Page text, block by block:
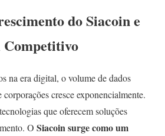
do Siacoin e
Competitivo
na era digital, o volume de dados
cresce exponencialmente.
que oferecem soluções
O Siacoin surge como um